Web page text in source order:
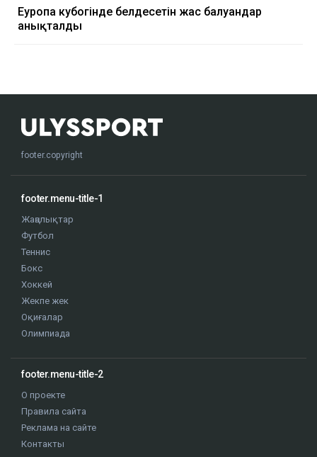
Еуропа кубогінде белдесетін жас балуандар
анықталды
footer.copyright
footer.menu-title-1
Жаңалықтар
Футбол
Теннис
Бокс
Хоккей
Жекпе жек
Оқиғалар
Олимпиада
footer.menu-title-2
О проекте
Правила сайта
Реклама на сайте
Контакты